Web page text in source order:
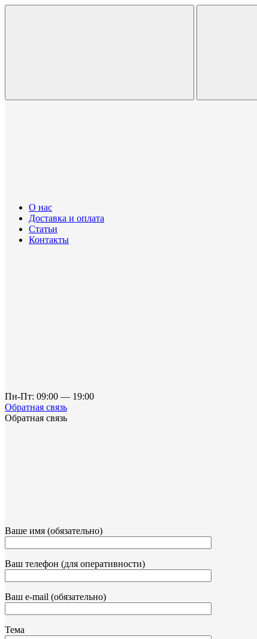
О нас
Доставка и оплата
Статьи
Контакты
Пн-Пт: 09:00 — 19:00
Обратная связь
Обратная связь
Ваше имя (обязательно)
Ваш телефон (для оперативности)
Ваш e-mail (обязательно)
Тема